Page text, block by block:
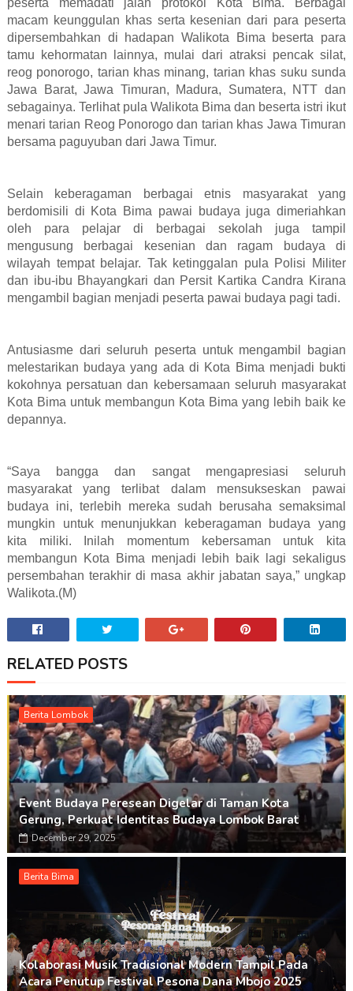
peserta memadati jalan protokol Kota Bima. Berbagai
macam keunggulan khas serta kesenian dari para peserta
dipersembahkan di hadapan Walikota Bima beserta para
tamu kehormatan lainnya, mulai dari atraksi pencak silat,
reog ponorogo, tarian khas minang, tarian khas suku sunda
Jawa Barat, Jawa Timuran, Madura, Sumatera, NTT dan
sebagainya. Terlihat pula Walikota Bima dan beserta istri ikut
menari tarian Reog Ponorogo dan tarian khas Jawa Timuran
bersama paguyuban dari Jawa Timur.
Selain keberagaman berbagai etnis masyarakat yang
berdomisili di Kota Bima pawai budaya juga dimeriahkan
oleh para pelajar di berbagai sekolah juga tampil
mengusung berbagai kesenian dan ragam budaya di
wilayah tempat belajar. Tak ketinggalan pula Polisi Militer
dan ibu-ibu Bhayangkari dan Persit Kartika Candra Kirana
mengambil bagian menjadi peserta pawai budaya pagi tadi.
Antusiasme dari seluruh peserta untuk mengambil bagian
melestarikan budaya yang ada di Kota Bima menjadi bukti
kokohnya persatuan dan kebersamaan seluruh masyarakat
Kota Bima untuk membangun Kota Bima yang lebih baik ke
depannya.
“Saya bangga dan sangat mengapresiasi seluruh
masyarakat yang terlibat dalam mensukseskan pawai
budaya ini, terlebih mereka sudah berusaha semaksimal
mungkin untuk menunjukkan keberagaman budaya yang
kita miliki. Inilah momentum kebersaman untuk kita
membangun Kota Bima menjadi lebih baik lagi sekaligus
persembahan terakhir di masa akhir jabatan saya,” ungkap
Walikota.(M)
RELATED POSTS
Berita Lombok
Event Budaya Peresean Digelar di Taman Kota
Gerung, Perkuat Identitas Budaya Lombok Barat
December 29, 2025
Berita Bima
Kolaborasi Musik Tradisional Modern Tampil Pada
Acara Penutup Festival Pesona Dana Mbojo 2025